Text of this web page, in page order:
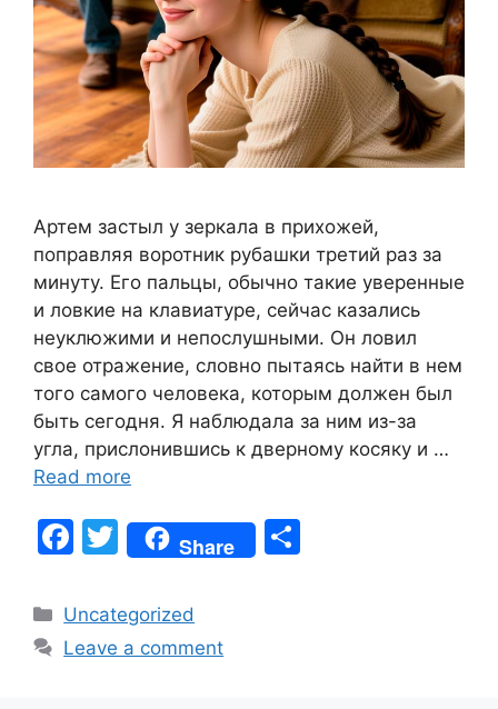
Артем застыл у зеркала в прихожей,
поправляя воротник рубашки третий раз за
минуту. Его пальцы, обычно такие уверенные
и ловкие на клавиатуре, сейчас казались
неуклюжими и непослушными. Он ловил
свое отражение, словно пытаясь найти в нем
того самого человека, которым должен был
быть сегодня. Я наблюдала за ним из-за
угла, прислонившись к дверному косяку и …
Read more
F
c
e
T
w
itt
er
Share
Categories
Uncategorized
Leave a comment